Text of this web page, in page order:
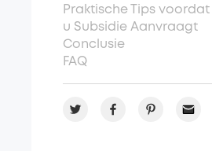
Praktische Tips voordat
u Subsidie Aanvraagt
Conclusie
FAQ